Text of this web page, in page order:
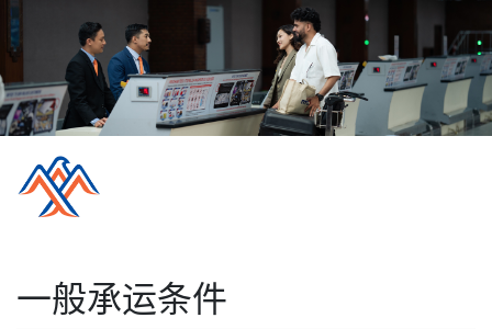
一般承运条件